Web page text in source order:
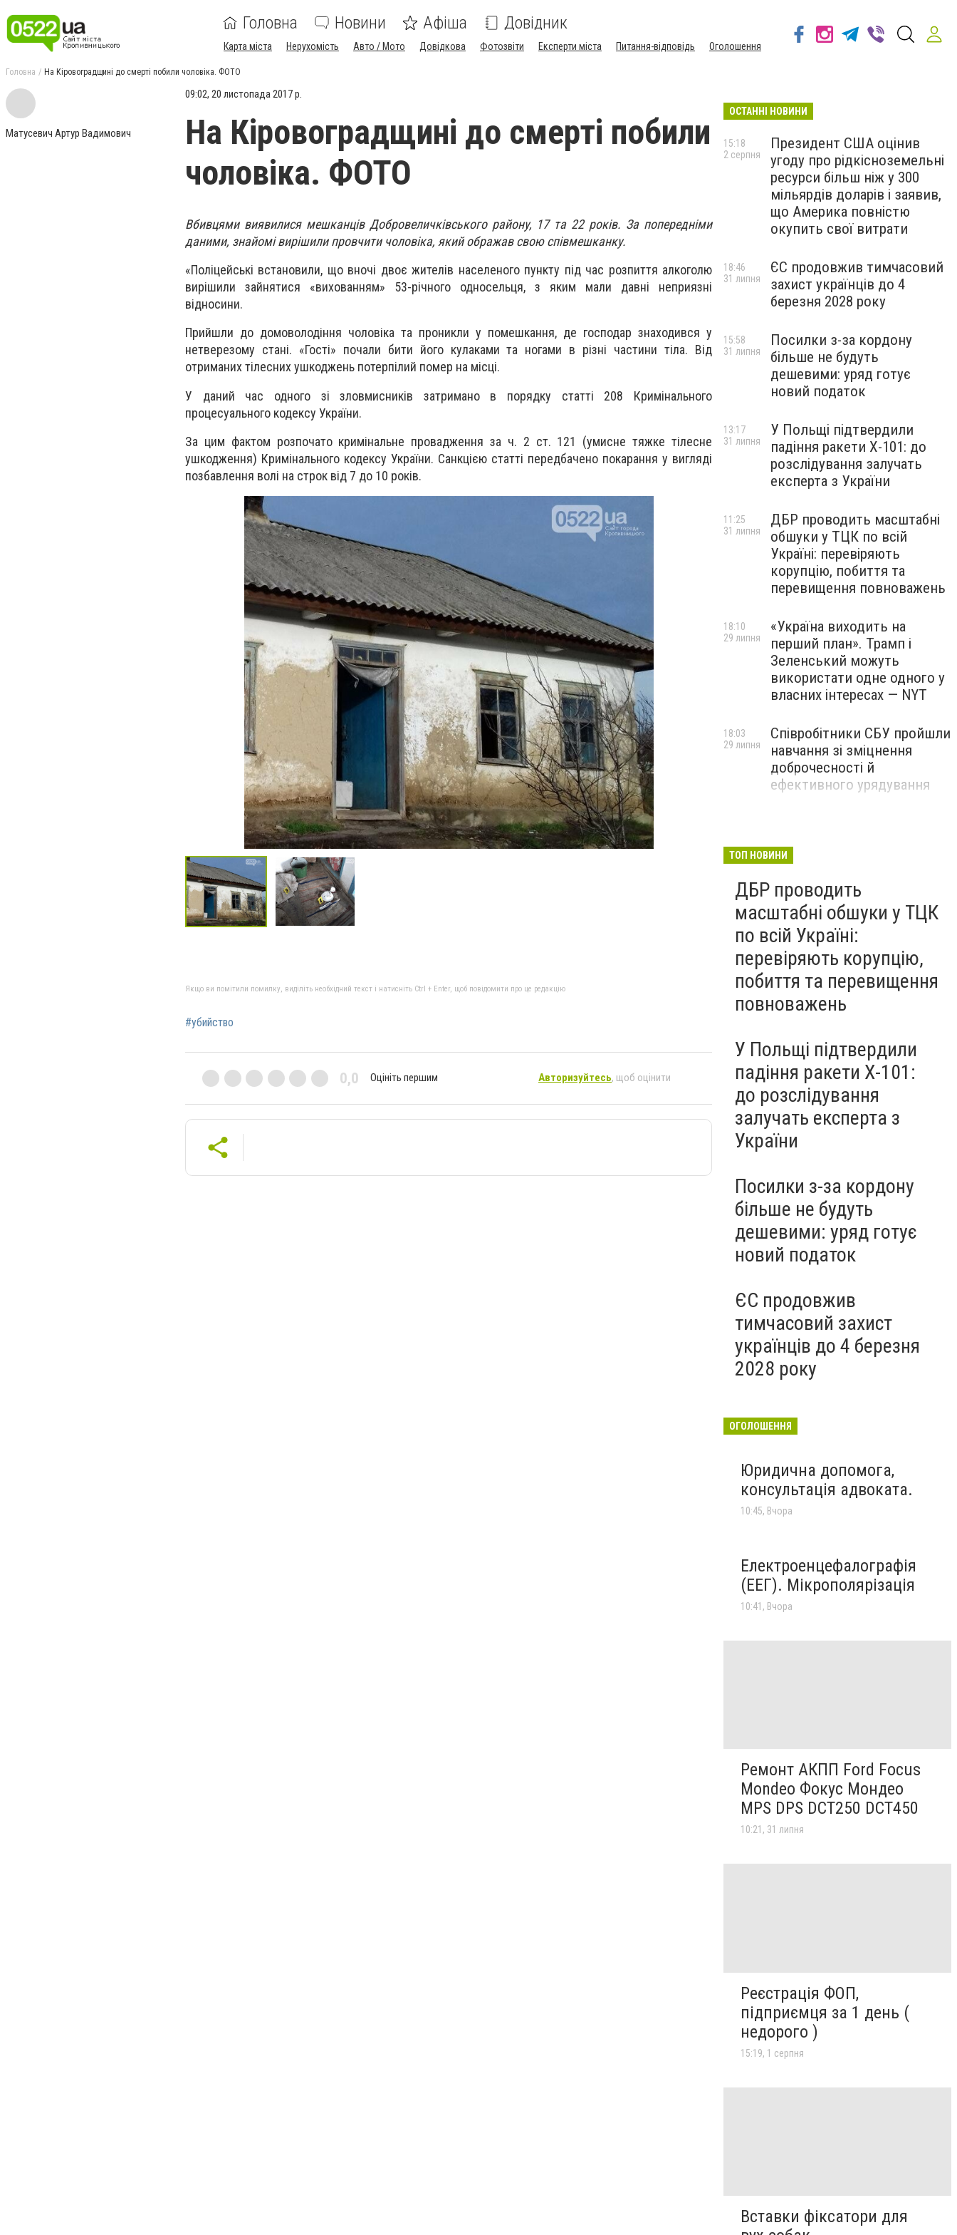
Головна Новини Афіша Довідник
Карта міста Нерухомість Авто / Мото Довідкова Фотозвіти Експерти міста Питання-відповідь Оголошення
Головна На Кіровоградщині до смерті побили чоловіка. ФОТО
Матусевич Артур Вадимович
09:02, 20 листопада 2017 р.
На Кіровоградщині до смерті побили
чоловіка. ФОТО
Вбивцями виявилися мешканців Добровеличківського району, 17 та 22 років. За попередніми
даними, знайомі вирішили провчити чоловіка, який ображав свою співмешканку.
«Поліцейські встановили, що вночі двоє жителів населеного пункту під час розпиття алкоголю
вирішили зайнятися «вихованням» 53-річного односельця, з яким мали давні неприязні
відносини.
Прийшли до домоволодіння чоловіка та проникли у помешкання, де господар знаходився у
нетверезому стані. «Гості» почали бити його кулаками та ногами в різні частини тіла. Від
отриманих тілесних ушкоджень потерпілий помер на місці.
У даний час одного зі зловмисників затримано в порядку статті 208 Кримінального
процесуального кодексу України.
За цим фактом розпочато кримінальне провадження за ч. 2 ст. 121 (умисне тяжке тілесне
ушкодження) Кримінального кодексу України. Санкцією статті передбачено покарання у вигляді
позбавлення волі на строк від 7 до 10 років.
Якщо ви помітили помилку, виділіть необхідний текст і натисніть Ctrl + Enter, щоб повідомити про це редакцію
#убийство
0,0 Оцініть першим Авторизуйтесь, щоб оцінити
ОСТАННІ НОВИНИ
Президент США оцінив
угоду про рідкісноземельні
ресурси більш ніж у 300
мільярдів доларів і заявив,
що Америка повністю
окупить свої витрати
15:18
2 серпня
ЄС продовжив тимчасовий
захист українців до 4
березня 2028 року
18:46
31 липня
Посилки з-за кордону
більше не будуть
дешевими: уряд готує
новий податок
15:58
31 липня
У Польщі підтвердили
падіння ракети Х-101: до
розслідування залучать
експерта з України
13:17
31 липня
ДБР проводить масштабні
обшуки у ТЦК по всій
Україні: перевіряють
корупцію, побиття та
перевищення повноважень
11:25
31 липня
«Україна виходить на
перший план». Трамп і
Зеленський можуть
використати одне одного у
власних інтересах — NYT
18:10
29 липня
Співробітники СБУ пройшли
навчання зі зміцнення
доброчесності й
ефективного урядування
18:03
29 липня
війська: у CENTCOM
всіх ракет
ТОП НОВИНИ
ДБР проводить
масштабні обшуки у ТЦК
по всій Україні:
перевіряють корупцію,
побиття та перевищення
повноважень
У Польщі підтвердили
падіння ракети Х-101:
до розслідування
залучать експерта з
України
Посилки з-за кордону
більше не будуть
дешевими: уряд готує
новий податок
ЄС продовжив
тимчасовий захист
українців до 4 березня
2028 року
ОГОЛОШЕННЯ
Юридична допомога,
консультація адвоката.
10:45, Вчора
Електроенцефалографія
(ЕЕГ). Мікрополярізація
10:41, Вчора
Ремонт АКПП Ford Focus
Mondeo Фокус Мондео
MPS DPS DCT250 DCT450
10:21, 31 липня
Реєстрація ФОП,
підприємця за 1 день (
недорого )
15:19, 1 серпня
Вставки фіксатори для